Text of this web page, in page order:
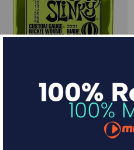
Slinky Regular 10-46